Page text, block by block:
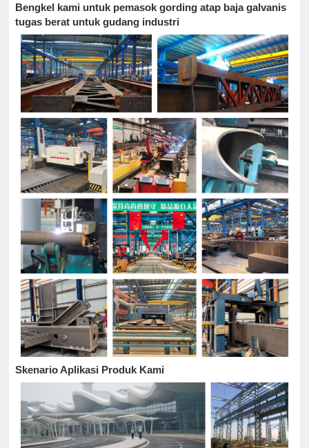
Bengkel kami untuk pemasok gording atap baja galvanis
tugas berat untuk gudang industri
Skenario Aplikasi Produk Kami